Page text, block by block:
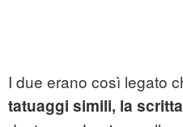
I due erano così legato
tatuaggi simili, la